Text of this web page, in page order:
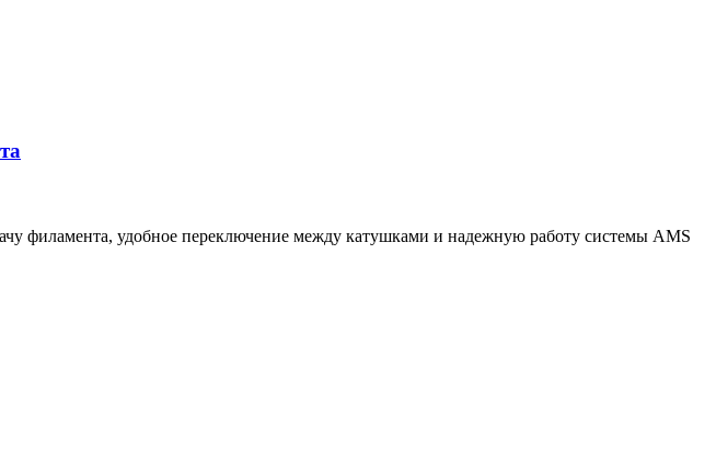
филамента, удобное переключение между катушками и надежную работу системы AMS